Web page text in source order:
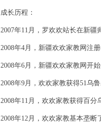
成长历程：
2007年11月，罗欢欢站长在新
2008年4月，新疆欢欢家教网注
2008年6月，新疆欢欢家教网开
2008年9月，欢欢家教获得51乌
2008年11月，欢欢家教获得百分
2008年12月，欢欢家教基本垄